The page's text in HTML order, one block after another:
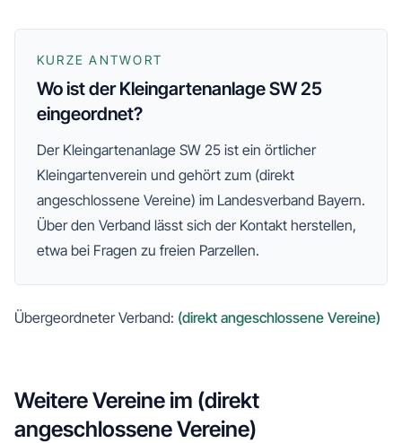
KURZE ANTWORT
Wo ist der Kleingartenanlage SW 25
eingeordnet?
Der Kleingartenanlage SW 25 ist ein örtlicher
Kleingartenverein und gehört zum (direkt
angeschlossene Vereine) im Landesverband Bayern.
Über den Verband lässt sich der Kontakt herstellen,
etwa bei Fragen zu freien Parzellen.
Übergeordneter Verband: (direkt angeschlossene Vereine)
Weitere Vereine im (direkt
angeschlossene Vereine)